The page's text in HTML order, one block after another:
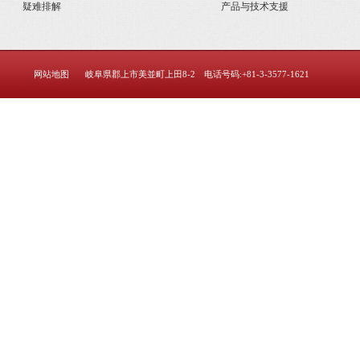
疑难排解 产品与技术支援
网站地图 岐阜県郡上市美並町上田8-2 电话号码:+81-3-3577-1621